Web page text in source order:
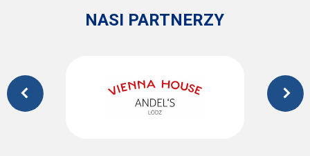
NASI PARTNERZY